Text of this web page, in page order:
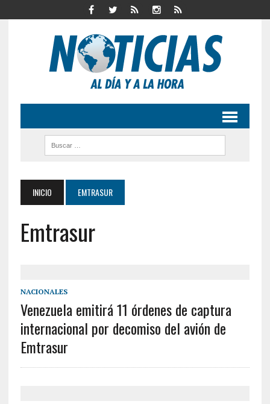
INICIO EMTRASUR
Emtrasur
NACIONALES
Venezuela emitirá 11 órdenes de captura
internacional por decomiso del avión de
Emtrasur